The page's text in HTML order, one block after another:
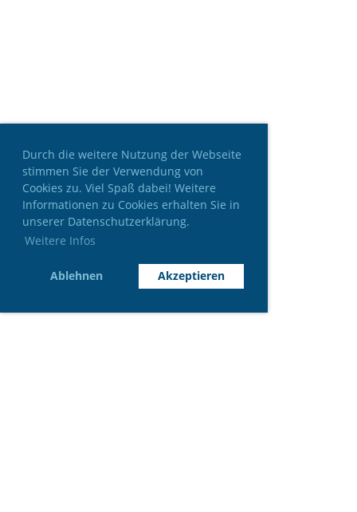
Durch die weitere Nutzung der Webseite
stimmen Sie der Verwendung von
Cookies zu. Viel Spaß dabei! Weitere
Informationen zu Cookies erhalten Sie in
unserer Datenschutzerklärung.
Weitere Infos
Ablehnen Akzeptieren